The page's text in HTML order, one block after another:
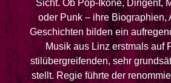
Sicht. Ob Pop-Ikone, Dirigent,
oder Punk – ihre Biographien,
Geschichten bilden ein
Musik aus Linz erstmals auf
stilübergreifenden, sehr
stellt. Regie führte der